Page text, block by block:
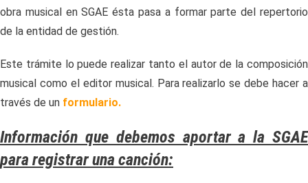
obra musical en SGAE ésta pasa a formar parte del repertorio
de la entidad de gestión.
Este trámite lo puede realizar tanto el autor de la composición
musical como el editor musical. Para realizarlo se debe hacer a
través de un formulario.
Información que debemos aportar a la SGAE
para registrar una canción: